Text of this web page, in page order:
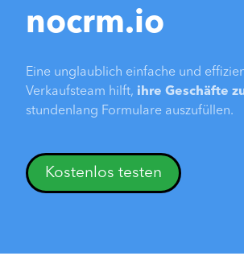
nocrm.io
Eine unglaublich einfache und
Verkaufsteam hilft, ihre Geschäfte
stundenlang Formulare auszufüllen.
Kostenlos testen